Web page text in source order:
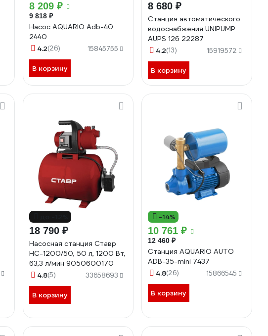
8 209 ₽
9 818 ₽
Насос AQUARIO Adb-40
2440
4.2(26) 15845755
В корзину
8 680 ₽
Станция автоматического
водоснабжения UNIPUMP
AUPS 126 22287
4.2(13) 15919572
В корзину
18 790 ₽
Насосная станция Ставр
НС-1200/50, 50 л, 1200 Вт,
63,3 л/мин 9050600170
4.8(5) 33658693
В корзину
-14%
10 761 ₽
12 460 ₽
Станция AQUARIO AUTO
ADB-35-mini 7437
4.8(26) 15866545
В корзину